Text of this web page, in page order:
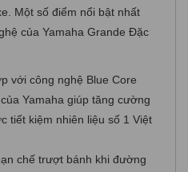
Một số điểm nổi bật nhất
của Yamaha Grande Đặc
với công nghệ Blue Core
Yamaha giúp tăng cường
tiết kiệm nhiên liệu số 1 Việt
chế trượt bánh khi đường